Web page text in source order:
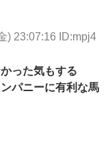
) 23:07:16 ID:mpj4
った気もする
パニーに有利な馬